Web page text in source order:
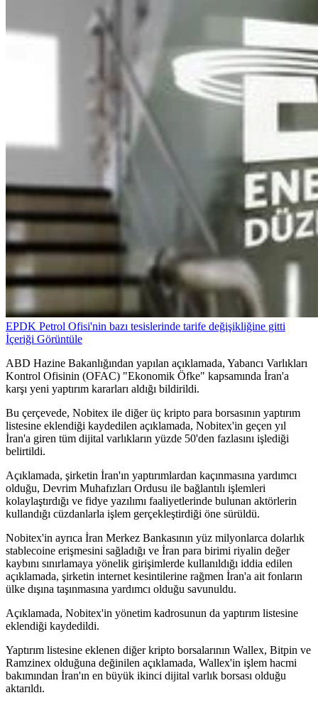
EPDK Petrol Ofisi'nin bazı tesislerinde tarife değişikliğine gitti
İçeriği Görüntüle
ABD Hazine Bakanlığından yapılan açıklamada, Yabancı Varlıkları
Kontrol Ofisinin (OFAC) "Ekonomik Öfke" kapsamında İran'a
karşı yeni yaptırım kararları aldığı bildirildi.
Bu çerçevede, Nobitex ile diğer üç kripto para borsasının yaptırım
listesine eklendiği kaydedilen açıklamada, Nobitex'in geçen yıl
İran'a giren tüm dijital varlıkların yüzde 50'den fazlasını işlediği
belirtildi.
Açıklamada, şirketin İran'ın yaptırımlardan kaçınmasına yardımcı
olduğu, Devrim Muhafızları Ordusu ile bağlantılı işlemleri
kolaylaştırdığı ve fidye yazılımı faaliyetlerinde bulunan aktörlerin
kullandığı cüzdanlarla işlem gerçekleştirdiği öne sürüldü.
Nobitex'in ayrıca İran Merkez Bankasının yüz milyonlarca dolarlık
stablecoine erişmesini sağladığı ve İran para birimi riyalin değer
kaybını sınırlamaya yönelik girişimlerde kullanıldığı iddia edilen
açıklamada, şirketin internet kesintilerine rağmen İran'a ait fonların
ülke dışına taşınmasına yardımcı olduğu savunuldu.
Açıklamada, Nobitex'in yönetim kadrosunun da yaptırım listesine
eklendiği kaydedildi.
Yaptırım listesine eklenen diğer kripto borsalarının Wallex, Bitpin ve
Ramzinex olduğuna değinilen açıklamada, Wallex'in işlem hacmi
bakımından İran'ın en büyük ikinci dijital varlık borsası olduğu
aktarıldı.